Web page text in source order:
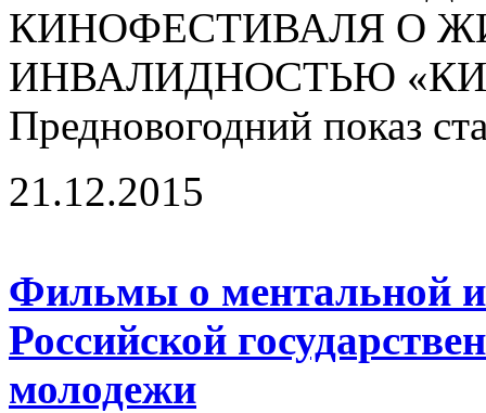
КИНОФЕСТИВАЛЯ О
ИНВАЛИДНОСТЬЮ
Предновогодний показ
21.12.2015
Фильмы о ментальной
Российской
молодежи